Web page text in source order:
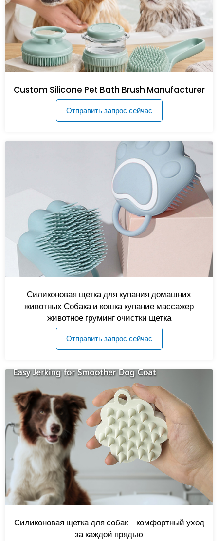
Custom Silicone Pet Bath Brush Manufacturer
Отправить запрос сейчас
Силиконовая щетка для купания домашних
животных Собака и кошка купание массажер
животное груминг очистки щетка
Отправить запрос сейчас
Силиконовая щетка для собак - комфортный уход
за каждой прядью